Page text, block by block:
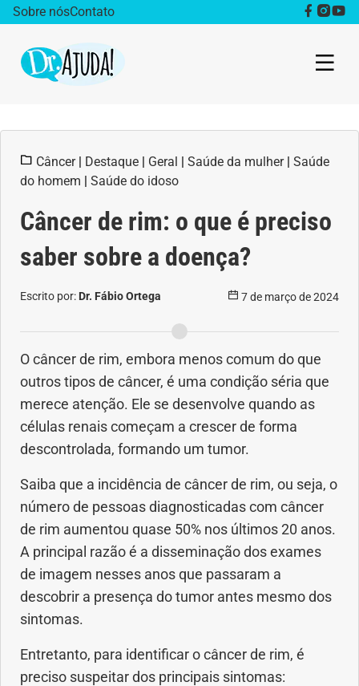
Sobre nósContato
Obesidade
Bem estar
Vida Saudável
Saúde da mulher
Aparelho Digestivo
Atividade física
Beleza e Cosmética
Câncer
Coronavírus
Câncer| Destaque | Geral | Saúde da mulher| Saúde
do homem | Saúde do idoso
Câncer de rim: o que é preciso
saber sobre a doença?
Escrito por: Dr. Fábio Ortega 7 de março de 2024
O câncer de rim, embora menos comum do que
outros tipos de câncer, é uma condição séria que
merece atenção. Ele se desenvolve quando as
células renais começam a crescer de forma
descontrolada, formando um tumor.
Saiba que a incidência de câncer de rim, ou seja, o
número de pessoas diagnosticadas com câncer
de rim aumentou quase 50% nos últimos 20 anos.
A principal razão é a disseminação dos exames
de imagem nesses anos que passaram a
descobrir a presença do tumor antes mesmo dos
sintomas.
Entretanto, para identificar o câncer de rim, é
preciso suspeitar dos principais sintomas: